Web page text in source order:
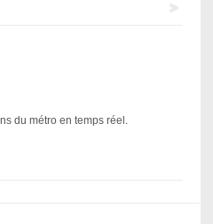
du métro en temps réel.